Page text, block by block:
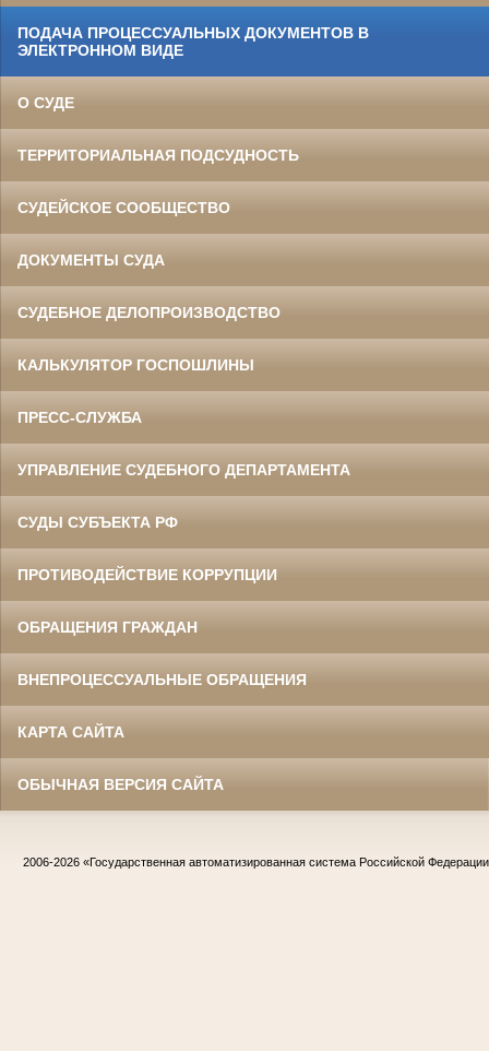
ПОДАЧА ПРОЦЕССУАЛЬНЫХ ДОКУМЕНТОВ В
ЭЛЕКТРОННОМ ВИДЕ
О СУДЕ
ТЕРРИТОРИАЛЬНАЯ ПОДСУДНОСТЬ
СУДЕЙСКОЕ СООБЩЕСТВО
ДОКУМЕНТЫ СУДА
СУДЕБНОЕ ДЕЛОПРОИЗВОДСТВО
КАЛЬКУЛЯТОР ГОСПОШЛИНЫ
ПРЕСС-СЛУЖБА
УПРАВЛЕНИЕ СУДЕБНОГО ДЕПАРТАМЕНТА
СУДЫ СУБЪЕКТА РФ
ПРОТИВОДЕЙСТВИЕ КОРРУПЦИИ
ОБРАЩЕНИЯ ГРАЖДАН
ВНЕПРОЦЕССУАЛЬНЫЕ ОБРАЩЕНИЯ
КАРТА САЙТА
ОБЫЧНАЯ ВЕРСИЯ САЙТА
2006-2026 «Государственная автоматизированная система Российской